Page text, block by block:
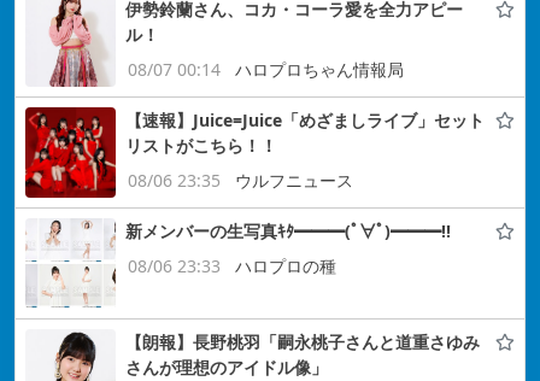
伊勢鈴蘭さん、コカ・コーラ愛を全力アピー
ル！
08/07 00:14
ハロプロちゃん情報局
【速報】Juice=Juice「めざましライブ」セット
リストがこちら！！
08/06 23:35
ウルフニュース
新メンバーの生写真ｷﾀ━━━(ﾟ∀ﾟ)━━━!!
08/06 23:33
ハロプロの種
【朗報】長野桃羽「嗣永桃子さんと道重さゆみ
さんが理想のアイドル像」